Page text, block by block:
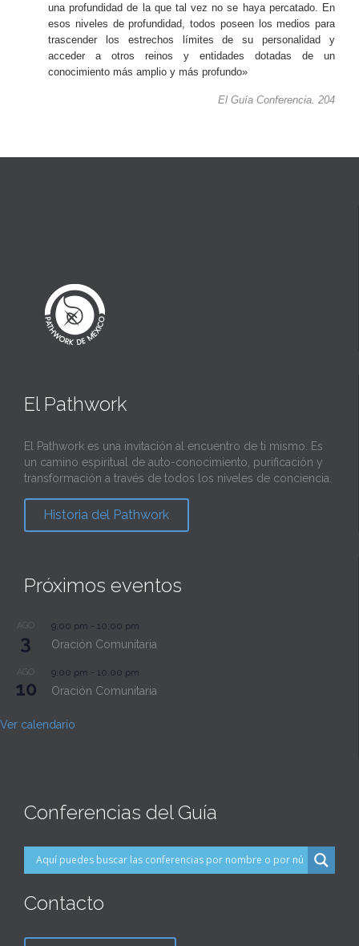
una profundidad de la que tal vez no se haya percatado. En
esos niveles de profundidad, todos poseen los medios para
trascender los estrechos límites de su personalidad y
acceder a otros reinos y entidades dotadas de un
conocimiento más amplio y más profundo»
El Guía Conferencia. 204
El Pathwork
El Pathwork es una invitación al encuentro de ti mismo. Es
un camino espiritual de auto-conocimiento, purificación y
transformación a través de todos los niveles de conciencia.
Historia del Pathwork
Próximos eventos
AGO
3
9:00 pm - 10:00 pm
Oración Comunitaria
AGO
10
9:00 pm - 10:00 pm
Oración Comunitaria
Ver calendario
Conferencias del Guía
Contacto